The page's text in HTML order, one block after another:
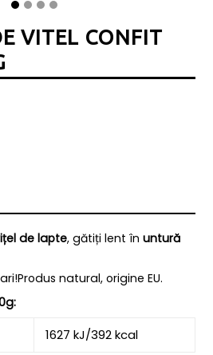
VITEL CONFIT
de lapte, gătiți lent în untură
Produs natural, origine EU.
1627 kJ/392 kcal